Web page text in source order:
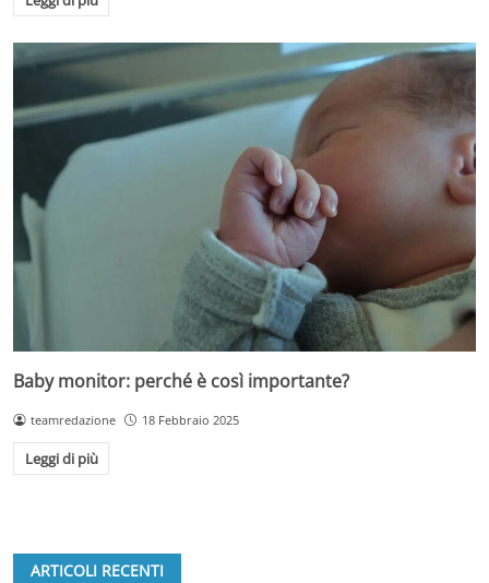
Baby monitor: perché è così importante?
teamredazione 18 Febbraio 2025
Leggi di più
ARTICOLI RECENTI